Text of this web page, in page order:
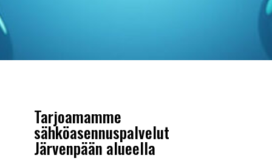
Tarjoamamme
sähköasennuspalvelut
Järvenpään alueella